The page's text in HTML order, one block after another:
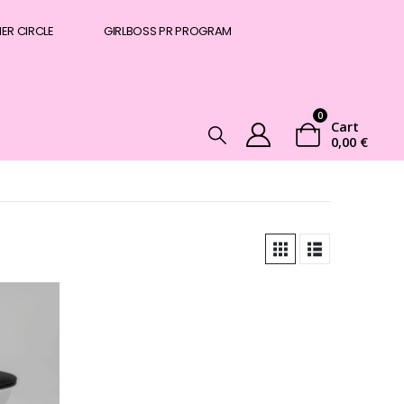
CIRCLE GIRLBOSS PR PROGRAM
0
Cart
0,00 €